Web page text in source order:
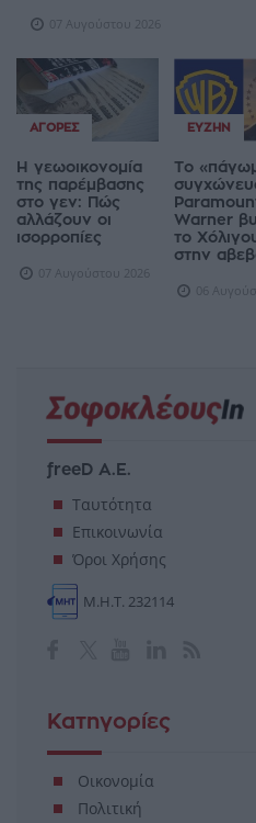
07 Αυγούστου 2026
ΑΓΟΡΈΣ
Η γεωοικονομία
της παρέμβασης
στο γεν: Πώς
αλλάζουν οι
ισορροπίες
07 Αυγούστου 2026
ΕΥΖΗΝ
Το
Warner
το
στην
06
freeD Α.Ε.
Ταυτότητα
Επικοινωνία
Όροι Χρήσης
Μ.Η.Τ. 232114
Κατηγορίες
Οικονομία
Πολιτική